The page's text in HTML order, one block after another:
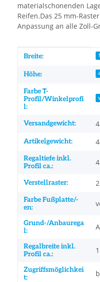
materialschonenden
Reifen.Das 25 mm-
Anpassung an alle Zoll-
Produkteigenschaft
Wert
Breite:
Höhe:
Farbe T-
Profil/Winkelprofi
l:
Versandgewicht:
Artikelgewicht:
Regaltiefe inkl.
Profil ca.:
Verstellraster:
Farbe Fußplatte/-
en:
Grund-/Anbaurega
l:
Regalbreite inkl.
Profil ca.:
Zugriffsmöglichkei
t: